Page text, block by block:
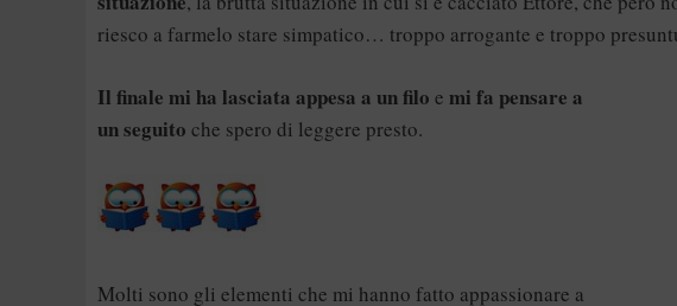
riesco a farmelo stare simpatico… troppo arrogante e troppo
Il finale mi ha lasciata appesa a un filo e mi fa pensare a
un seguito che spero di leggere presto.
Molti sono gli elementi che mi hanno fatto appassionare a